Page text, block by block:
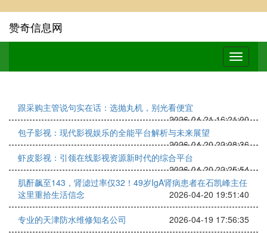
赞奇信息网
跟采购主管说句实在话：选抛丸机，别光看便宜
2026-04-21 16:21:00
包子影视：现代影视娱乐的全能平台解析与未来展望
2026-04-20 22:08:36
虾皮影视：引领在线影视资源新时代的综合平台
2026-04-20 22:25:54
肌酐飙至143，肾滤过率仅32！49岁IgA肾病患者在石凯峰主任
这里重拾生活信念
2026-04-20 19:51:40
专业的天津防水维修知名公司 2026-04-19 17:56:35